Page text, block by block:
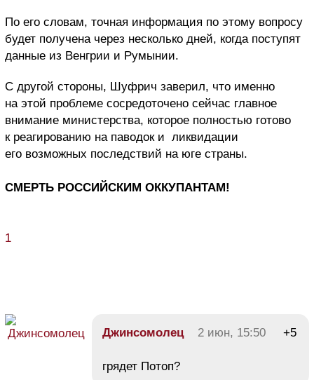
По его словам, точная информация по этому вопросу
будет получена через несколько дней, когда поступят
данные из Венгрии и Румынии.
С другой стороны, Шуфрич заверил, что именно
на этой проблеме сосредоточено сейчас главное
внимание министерства, которое полностью готово
к реагированию на паводок и ликвидации
его возможных последствий на юге страны.
СМЕРТЬ РОССИЙСКИМ ОККУПАНТАМ!
1
Джинсомолец 2 июн, 15:50 +5
грядет Потоп?